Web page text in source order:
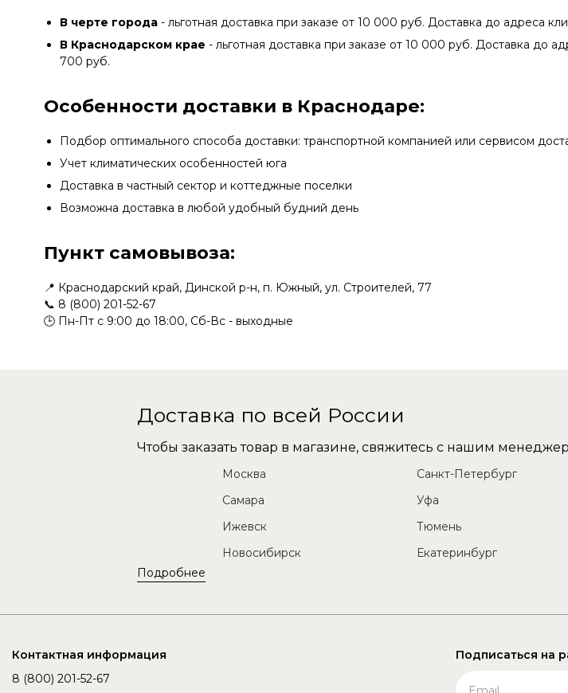
В черте города - льготная доставка при заказе от 10 000 руб. Доставка до адреса
В Краснодарском крае - льготная доставка при заказе от 10 000 руб. Доставка до
700 руб.
Особенности доставки в Краснодаре:
Подбор оптимального способа доставки: транспортной компанией или сервисом
Учет климатических особенностей юга
Доставка в частный сектор и коттеджные поселки
Возможна доставка в любой удобный будний день
Пункт самовывоза:
📍 Краснодарский край, Динской р-н, п. Южный, ул. Строителей, 77
📞 8 (800) 201-52-67
🕒 Пн-Пт с 9:00 до 18:00, Сб-Вс - выходные
Доставка по всей России
Чтобы заказать товар в магазине, свяжитесь с нашим
Подробнее
Москва Санкт-Петербург
Самара
Уфа
Ижевск
Тюмень
Новосибирск
Екатеринбург
Контактная информация
8 (800) 201-52-67
Подписаться на